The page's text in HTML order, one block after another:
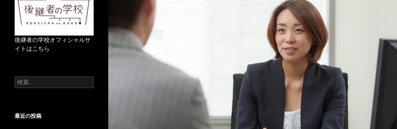
後継者の学校オフィシャルサ
イトはこちら
検
索
最近の投稿